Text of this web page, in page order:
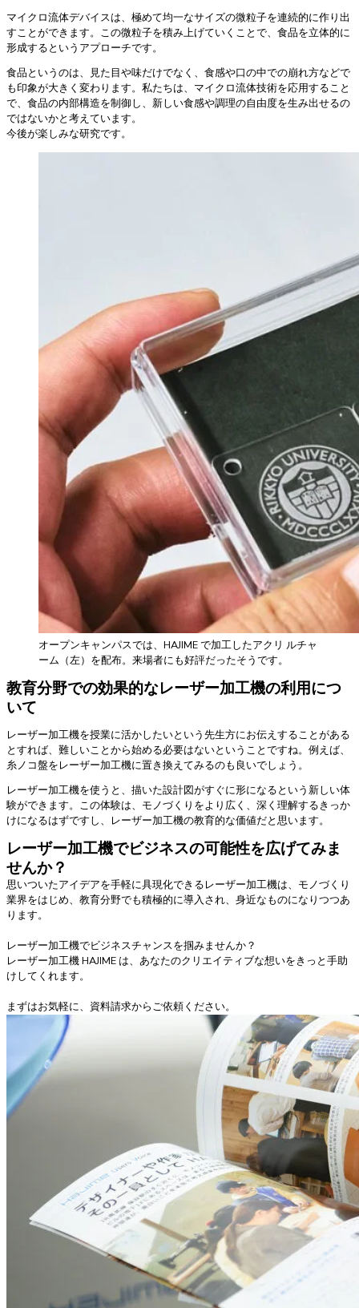
マイクロ流体デバイスは、極めて均一なサイズの微粒子を連続的に作り出
すことができます。この微粒子を積み上げていくことで、食品を立体的に
形成するというアプローチです。
食品というのは、見た目や味だけでなく、食感や口の中での崩れ方などで
も印象が大きく変わります。私たちは、マイクロ流体技術を応用すること
で、食品の内部構造を制御し、新しい食感や調理の自由度を生み出せるの
ではないかと考えています。
今後が楽しみな研究です。
オープンキャンパスでは、HAJIME で加工したアクリ ルチャ
ーム（左）を配布。来場者にも好評だったそうです。
教育分野での効果的なレーザー加工機の利用につ
いて
レーザー加工機を授業に活かしたいという先生方にお伝えすることがある
とすれば、難しいことから始める必要はないということですね。例えば、
糸ノコ盤をレーザー加工機に置き換えてみるのも良いでしょう。
レーザー加工機を使うと、描いた設計図がすぐに形になるという新しい体
験ができます。この体験は、モノづくりをより広く、深く理解するきっか
けになるはずですし、レーザー加工機の教育的な価値だと思います。
レーザー加工機でビジネスの可能性を広げてみま
せんか？
思いついたアイデアを手軽に具現化できるレーザー加工機は、モノづくり
業界をはじめ、教育分野でも積極的に導入され、身近なものになりつつあ
ります。
レーザー加工機でビジネスチャンスを掴みませんか？
レーザー加工機 HAJIME は、あなたのクリエイティブな想いをきっと手助
けしてくれます。
まずはお気軽に、資料請求からご依頼ください。